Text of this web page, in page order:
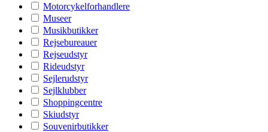
Motorcykelforhandlere
Museer
Musikbutikker
Rejsebureauer
Rejseudstyr
Rideudstyr
Sejlerudstyr
Sejlklubber
Shoppingcentre
Skiudstyr
Souvenirbutikker